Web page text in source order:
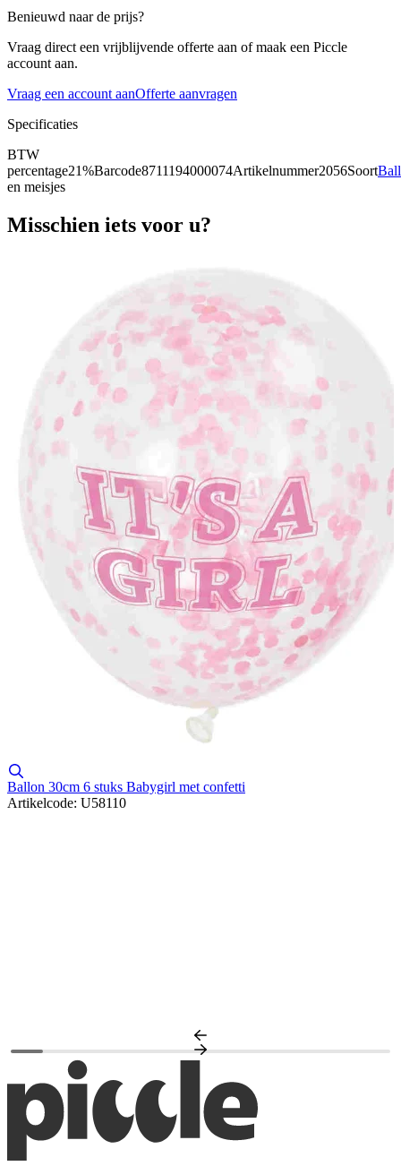
Benieuwd naar de prijs?
Vraag direct een vrijblijvende offerte aan of maak een Piccle
account aan.
Vraag een account aanOfferte aanvragen
Specificaties
BTW
percentage21%Barcode8711194000074Artikelnummer2056Soort
en meisjes
Misschien iets voor u?
Ballon 30cm 6 stuks Babygirl met confetti
Artikelcode: U58110